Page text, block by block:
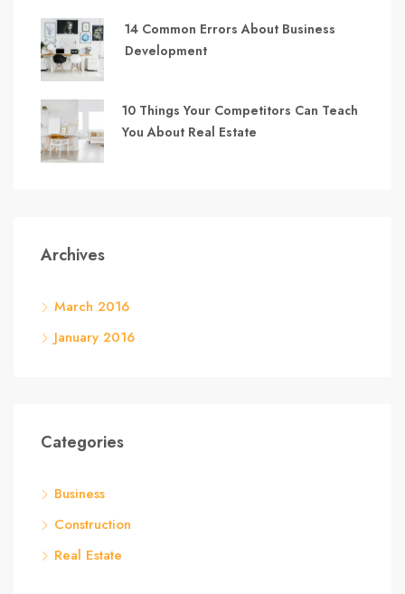
14 Common Errors About Business
Development
10 Things Your Competitors Can Teach
You About Real Estate
Archives
March 2016
January 2016
Categories
Business
Construction
Real Estate